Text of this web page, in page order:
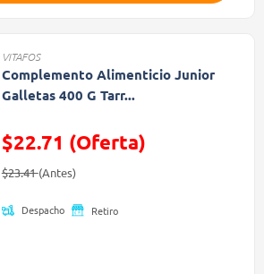
VITAFOS
Complemento Alimenticio Junior
Galletas 400 G Tarr...
$22.71 (Oferta)
Precio reducido de
$23.41(Antes)(Oferta)
Despacho Retiro